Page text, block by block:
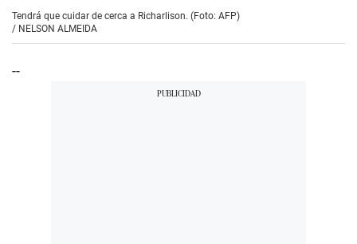
Tendrá que cuidar de cerca a Richarlison. (Foto: AFP)
/ NELSON ALMEIDA
--